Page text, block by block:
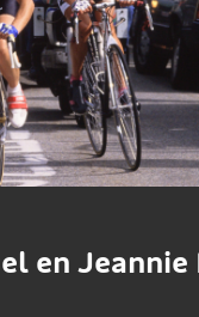
en Jeannie